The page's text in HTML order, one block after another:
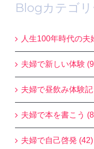
Blogカテゴリ
人生100年時代の夫
夫婦で新しい体験
夫婦で昼飲み体験
夫婦で本を書こう
夫婦で自己啓発 (42)